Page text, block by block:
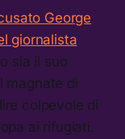
George
giornalista
sia il suo
magnate di
colpevole di
ai rifugiati.